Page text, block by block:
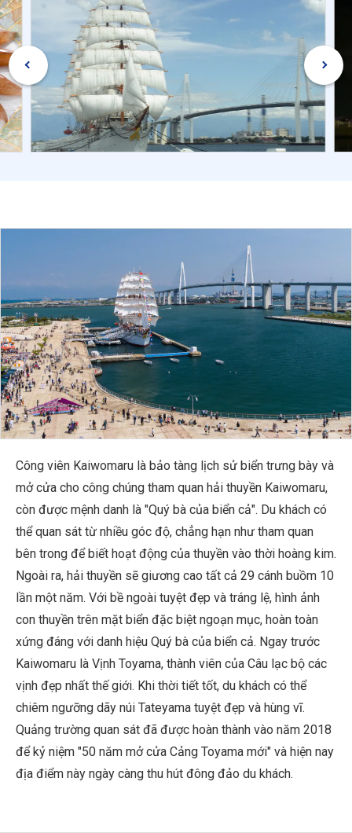
Công viên Kaiwomaru là bảo tàng lịch sử biển trưng bày và
mở cửa cho công chúng tham quan hải thuyền Kaiwomaru,
còn được mệnh danh là "Quý bà của biển cả". Du khách có
thể quan sát từ nhiều góc độ, chẳng hạn như tham quan
bên trong để biết hoạt động của thuyền vào thời hoàng kim.
Ngoài ra, hải thuyền sẽ giương cao tất cả 29 cánh buồm 10
lần một năm. Với bề ngoài tuyệt đẹp và tráng lệ, hình ảnh
con thuyền trên mặt biển đặc biệt ngoạn mục, hoàn toàn
xứng đáng với danh hiệu Quý bà của biển cả. Ngay trước
Kaiwomaru là Vịnh Toyama, thành viên của Câu lạc bộ các
vịnh đẹp nhất thế giới. Khi thời tiết tốt, du khách có thể
chiêm ngưỡng dãy núi Tateyama tuyệt đẹp và hùng vĩ.
Quảng trường quan sát đã được hoàn thành vào năm 2018
để kỷ niệm "50 năm mở cửa Cảng Toyama mới" và hiện nay
địa điểm này ngày càng thu hút đông đảo du khách.